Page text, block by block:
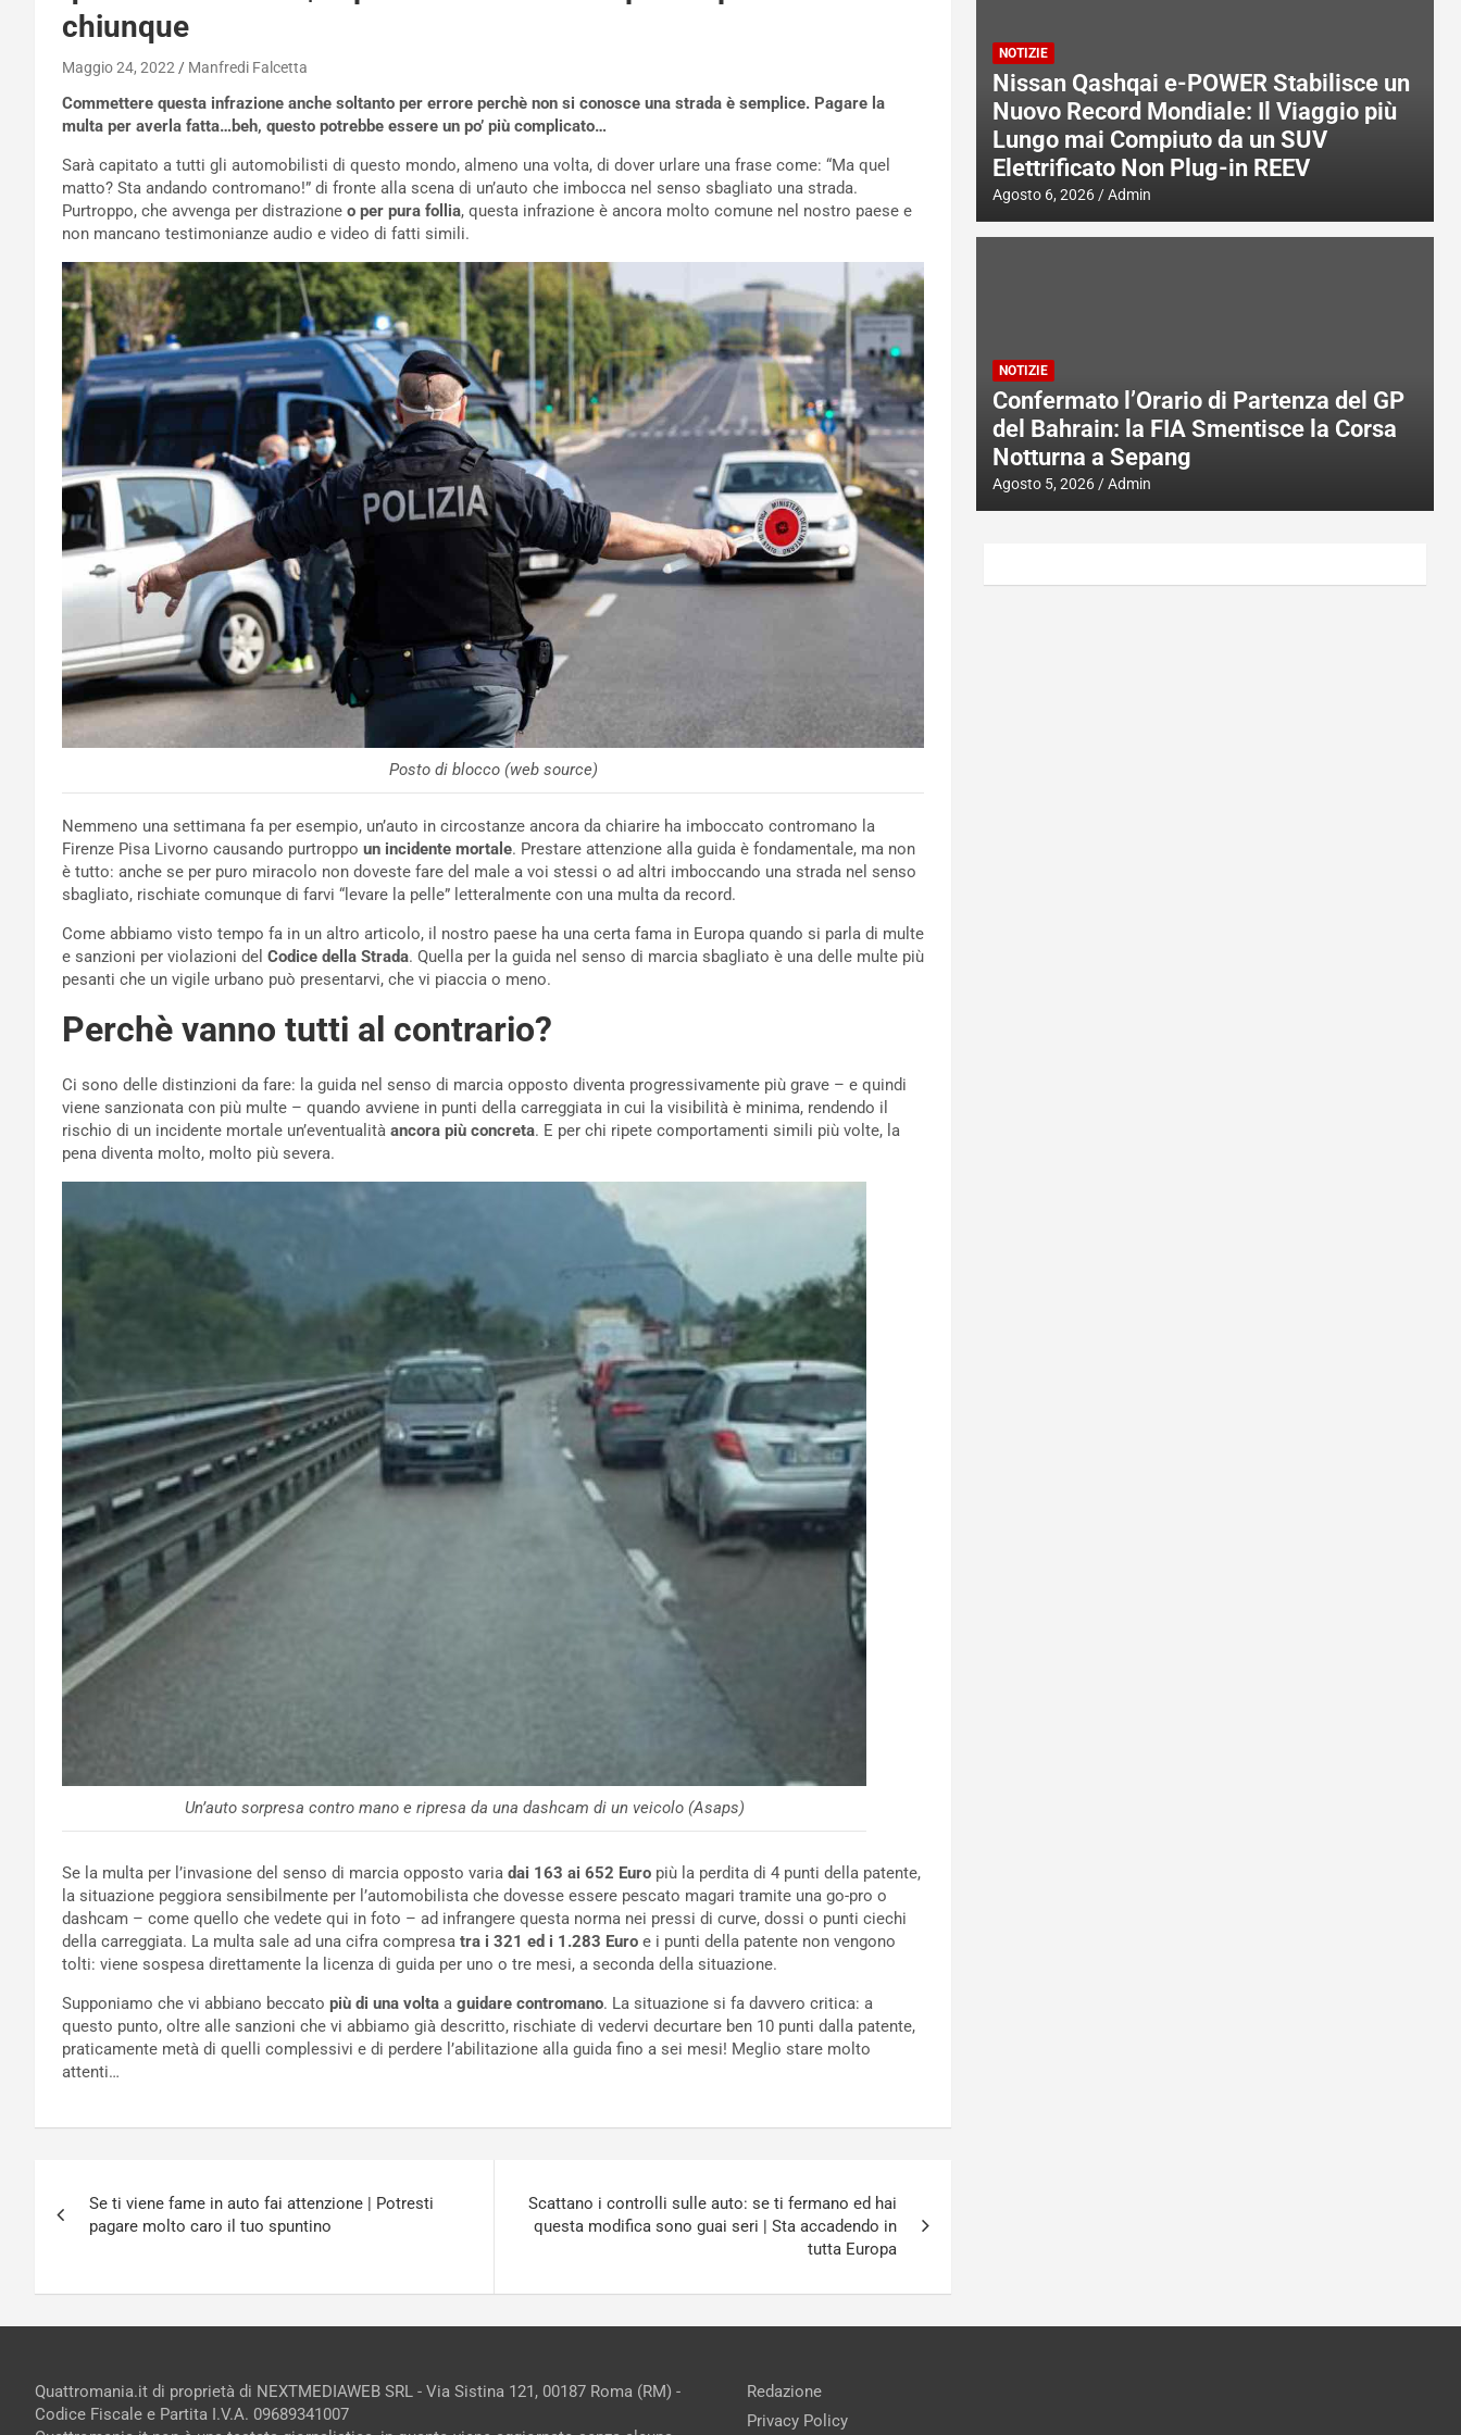
chiunque
Maggio 24, 2022 Manfredi Falcetta
Commettere questa infrazione anche soltanto per errore perchè non si conosce una strada è semplice. Pagare la
multa per averla fatta…beh, questo potrebbe essere un po’ più complicato…
Sarà capitato a tutti gli automobilisti di questo mondo, almeno una volta, di dover urlare una frase come: “Ma quel
matto? Sta andando contromano!” di fronte alla scena di un’auto che imbocca nel senso sbagliato una strada.
Purtroppo, che avvenga per distrazione o per pura follia, questa infrazione è ancora molto comune nel nostro paese e
non mancano testimonianze audio e video di fatti simili.
Posto di blocco (web source)
Nemmeno una settimana fa per esempio, un’auto in circostanze ancora da chiarire ha imboccato contromano la
Firenze Pisa Livorno causando purtroppo un incidente mortale. Prestare attenzione alla guida è fondamentale, ma non
è tutto: anche se per puro miracolo non doveste fare del male a voi stessi o ad altri imboccando una strada nel senso
sbagliato, rischiate comunque di farvi “levare la pelle” letteralmente con una multa da record.
Come abbiamo visto tempo fa in un altro articolo, il nostro paese ha una certa fama in Europa quando si parla di multe
e sanzioni per violazioni del Codice della Strada. Quella per la guida nel senso di marcia sbagliato è una delle multe più
pesanti che un vigile urbano può presentarvi, che vi piaccia o meno.
Perchè vanno tutti al contrario?
Ci sono delle distinzioni da fare: la guida nel senso di marcia opposto diventa progressivamente più grave – e quindi
viene sanzionata con più multe – quando avviene in punti della carreggiata in cui la visibilità è minima, rendendo il
rischio di un incidente mortale un’eventualità ancora più concreta. E per chi ripete comportamenti simili più volte, la
pena diventa molto, molto più severa.
Un’auto sorpresa contro mano e ripresa da una dashcam di un veicolo (Asaps)
Se la multa per l’invasione del senso di marcia opposto varia dai 163 ai 652 Euro più la perdita di 4 punti della patente,
la situazione peggiora sensibilmente per l’automobilista che dovesse essere pescato magari tramite una go-pro o
dashcam – come quello che vedete qui in foto – ad infrangere questa norma nei pressi di curve, dossi o punti ciechi
della carreggiata. La multa sale ad una cifra compresa tra i 321 ed i 1.283 Euro e i punti della patente non vengono
tolti: viene sospesa direttamente la licenza di guida per uno o tre mesi, a seconda della situazione.
Supponiamo che vi abbiano beccato più di una volta a guidare contromano. La situazione si fa davvero critica: a
questo punto, oltre alle sanzioni che vi abbiamo già descritto, rischiate di vedervi decurtare ben 10 punti dalla patente,
praticamente metà di quelli complessivi e di perdere l’abilitazione alla guida fino a sei mesi! Meglio stare molto
attenti…
articoli
Se ti viene fame in auto fai attenzione | Potresti
pagare molto caro il tuo spuntino
Scattano i controlli sulle auto: se ti fermano ed hai
questa modifica sono guai seri | Sta accadendo in
tutta Europa
NOTIZIE
Nissan Qashqai e-POWER Stabilisce un
Nuovo Record Mondiale: Il Viaggio più
Lungo mai Compiuto da un SUV
Elettrificato Non Plug-in REEV
Agosto 6, 2026 Admin
NOTIZIE
Confermato l’Orario di Partenza del GP
del Bahrain: la FIA Smentisce la Corsa
Notturna a Sepang
Agosto 5, 2026 Admin
Quattromania.it di proprietà di NEXTMEDIAWEB SRL - Via Sistina 121, 00187 Roma (RM) -
Codice Fiscale e Partita I.V.A. 09689341007
Redazione
Privacy Policy